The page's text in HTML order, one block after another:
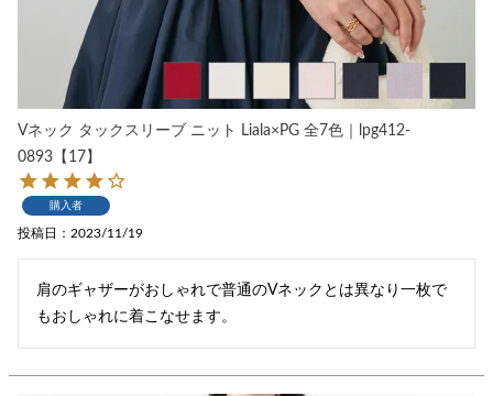
Vネック タックスリーブ ニット Liala×PG 全7色｜lpg412-
0893【17】
購入者
投稿日 2023/11/19
肩のギャザーがおしゃれで普通のVネックとは異なり一枚で
もおしゃれに着こなせます。